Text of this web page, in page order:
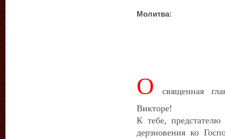
Молитва:
О священная
Викторе!
К тебе,
дерзновения ко